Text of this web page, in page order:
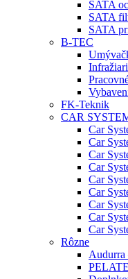
SATA
SATA
SATA
B-TEC
FK-Teknik
CAR
Car
Car
Car
Car
Car
Car
Car
Car
Car
Rôzne
Audurra